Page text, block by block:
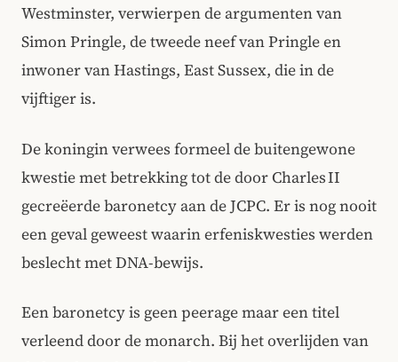
Westminster, verwierpen de argumenten van
Simon Pringle, de tweede neef van Pringle en
inwoner van Hastings, East Sussex, die in de
vijftiger is.
De koningin verwees formeel de buitengewone
kwestie met betrekking tot de door Charles II
gecreëerde baronetcy aan de JCPC. Er is nog nooit
een geval geweest waarin erfeniskwesties werden
beslecht met DNA-bewijs.
Een baronetcy is geen peerage maar een titel
verleend door de monarch. Bij het overlijden van